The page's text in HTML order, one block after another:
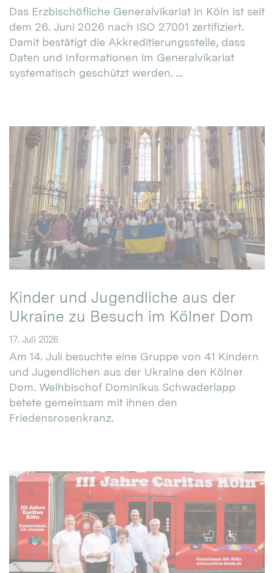
Das Erzbischöfliche Generalvikariat in Köln ist seit
dem 26. Juni 2026 nach ISO 27001 zertifiziert.
Damit bestätigt die Akkreditierungsstelle, dass
Daten und Informationen im Generalvikariat
systematisch geschützt werden. ...
Kinder und Jugendliche aus der
Ukraine zu Besuch im Kölner Dom
17. Juli 2026
Am 14. Juli besuchte eine Gruppe von 41 Kindern
und Jugendlichen aus der Ukraine den Kölner
Dom. Weihbischof Dominikus Schwaderlapp
betete gemeinsam mit ihnen den
Friedensrosenkranz.